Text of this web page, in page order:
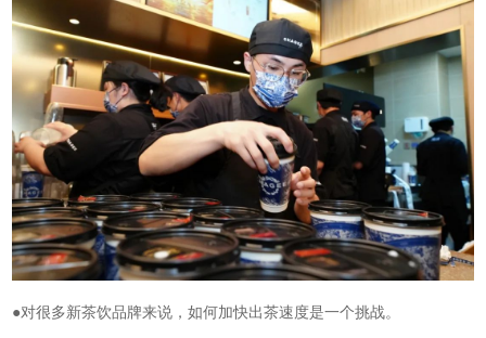
●对很多新茶饮品牌来说，如何加快出茶速度是一个挑战。